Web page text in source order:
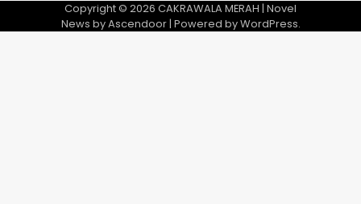
Copyright © 2026 CAKRAWALA MERAH | Novel
News byAscendoor| Powered byWordPress.